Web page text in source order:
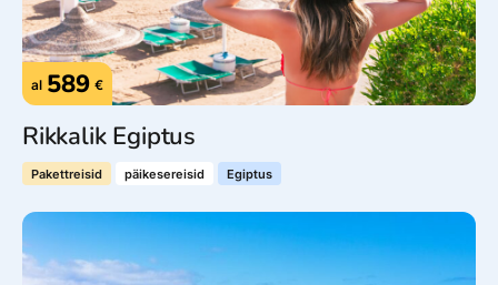
al 589 €
Rikkalik Egiptus
Pakettreisid päikesereisid Egiptus